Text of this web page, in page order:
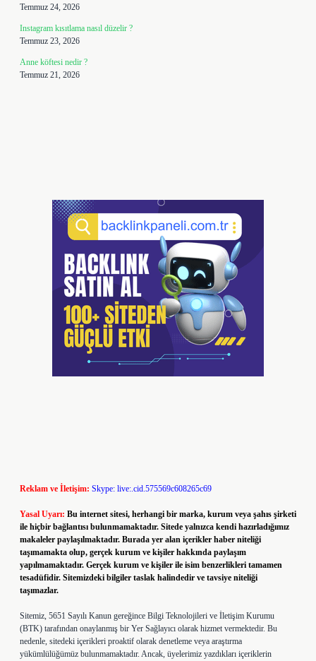
Temmuz 24, 2026
Instagram kısıtlama nasıl düzelir ?
Temmuz 23, 2026
Anne köftesi nedir ?
Temmuz 21, 2026
Reklam ve İletişim: Skype: live:.cid.575569c608265c69
Yasal Uyarı: Bu internet sitesi, herhangi bir marka, kurum veya şahıs şirketi
ile hiçbir bağlantısı bulunmamaktadır. Sitede yalnızca kendi hazırladığımız
makaleler paylaşılmaktadır. Burada yer alan içerikler haber niteliği
taşımamakta olup, gerçek kurum ve kişiler hakkında paylaşım
yapılmamaktadır. Gerçek kurum ve kişiler ile isim benzerlikleri tamamen
tesadüfidir. Sitemizdeki bilgiler taslak halindedir ve tavsiye niteliği
taşımazlar.
Sitemiz, 5651 Sayılı Kanun gereğince Bilgi Teknolojileri ve İletişim Kurumu
(BTK) tarafından onaylanmış bir Yer Sağlayıcı olarak hizmet vermektedir. Bu
nedenle, sitedeki içerikleri proaktif olarak denetleme veya araştırma
yükümlülüğümüz bulunmamaktadır. Ancak, üyelerimiz yazdıkları içeriklerin